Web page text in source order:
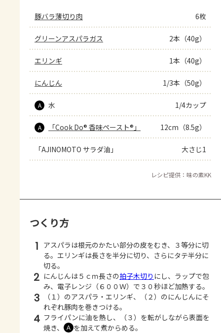
豚バラ薄切り肉 6枚
グリーンアスパラガス 2本（40g）
エリンギ 1本（40g）
にんじん 1/3本（50g）
A 水 1/4カップ
A 「Cook Do® 香味ペースト®」 12cm（8.5g）
「AJINOMOTO サラダ油」 大さじ1
レシピ提供：味の素KK
つくり方
1 アスパラは根元のかたい部分の皮をむき、３等分に切
る。エリンギは長さを半分に切り、さらにタテ半分に
切る。
2 にんじんは５ｃｍ長さの拍子木切り にし、ラップで包
み、電子レンジ（６００Ｗ）で３０秒ほど加熱する。
3
（１）のアスパラ・エリンギ、（２）のにんじんにそ
れぞれ豚肉を巻きつける。
4 フライパンに油を熱し、（３）を転がしながら表面を
焼き、
Ａ を加えて煮からめる。